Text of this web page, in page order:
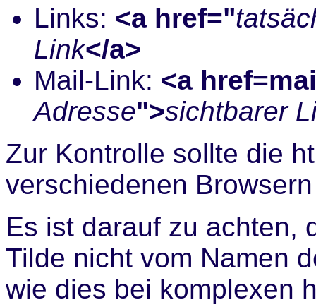
Links: <a href="
Link</a>
Mail-Link: <a
Adresse">sichtbarer
Zur Kontrolle sollte die
verschiedenen
Es ist darauf zu achten,
Tilde nicht vom Namen
wie dies bei komplexen